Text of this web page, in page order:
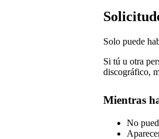
Solo puede
Si tú u otra
discográfico,
Mientras
No